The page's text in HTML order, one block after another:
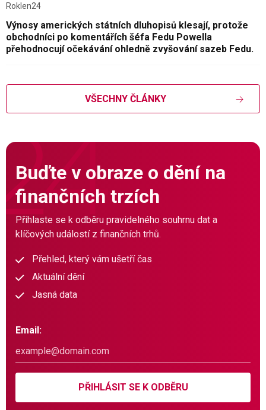
Roklen24
Výnosy amerických státních dluhopisů klesají, protože
obchodníci po komentářích šéfa Fedu Powella
přehodnocují očekávání ohledně zvyšování sazeb Fedu.
VŠECHNY ČLÁNKY
Buďte v obraze o dění na
finančních trzích
Přihlaste se k odběru pravidelného souhrnu dat a
klíčových událostí z finančních trhů.
Přehled, který vám ušetří čas
Aktuální dění
Jasná data
Email:
PŘIHLÁSIT SE K ODBĚRU